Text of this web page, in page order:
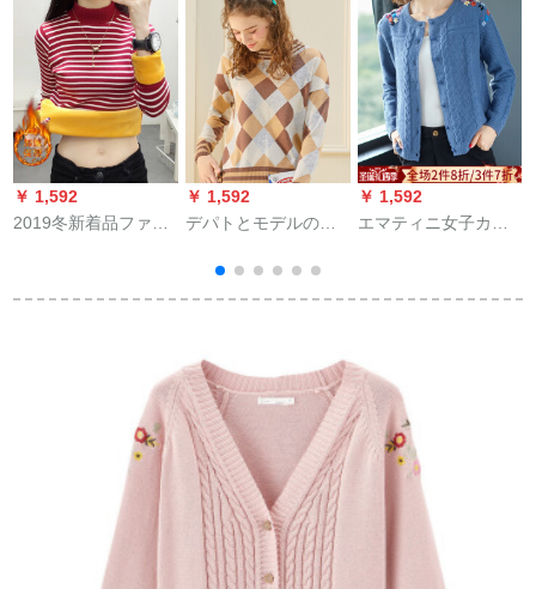
￥ 1,592
2019冬新着品ファン
ます。ライトF 7952
￥ 1,592
デパトとモデルのピ
品ライトの女性セト
の头ゆるるるファ韩
￥ 1,592
エマティニ女子カー
国フルージー秋冬女
9309 M